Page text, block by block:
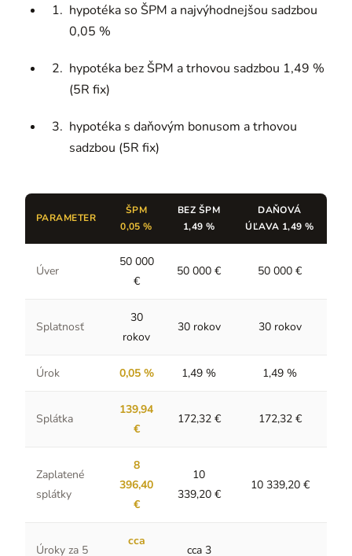
hypotéka so ŠPM a najvýhodnejšou sadzbou
0,05 %
hypotéka bez ŠPM a trhovou sadzbou 1,49 %
(5R fix)
hypotéka s daňovým bonusom a trhovou
sadzbou (5R fix)
PARAMETER
ŠPM
0,05 %
BEZ ŠPM
1,49 %
DAŇOVÁ
ÚĽAVA 1,49 %
Úver
50 000
€
50 000 € 50 000 €
Splatnosť
30
rokov
30 rokov 30 rokov
Úrok 0,05 % 1,49 % 1,49 %
Splátka
139,94
€
172,32 € 172,32 €
Zaplatené
splátky
8
396,40
€
10
339,20 €
10 339,20 €
Úroky za 5
cca
cca 3